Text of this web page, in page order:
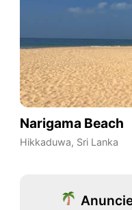
Narigama Beach
Hikkaduwa, Sri Lanka